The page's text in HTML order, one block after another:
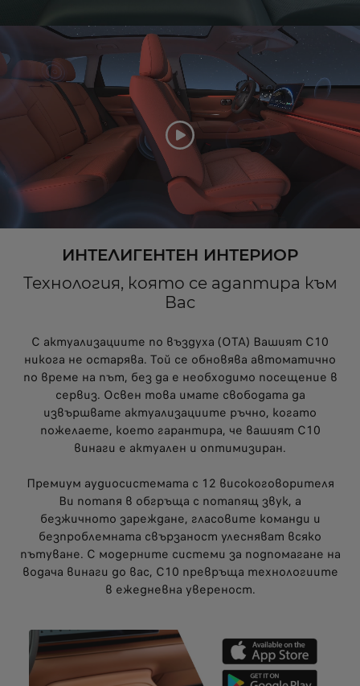
ИНТЕЛИГЕНТЕН ИНТЕРИОР
Технология, която се адаптира към
Вас
С актуализациите по въздуха (OTA) Вашият C10
никога не остарява. Той се обновява автоматично
по време на път, без да е необходимо посещение в
сервиз. Освен това имате свободата да
извършвате актуализациите ръчно, когато
пожелаете, което гарантира, че вашият C10
винаги е актуален и оптимизиран.
Премиум аудиосистемата с 12 високоговорителя
Ви потапя в обгръща с потапящ звук, а
безжичното зареждане, гласовите команди и
безпроблемната свързаност улесняват всяко
пътуване. С модерните системи за подпомагане на
водача винаги до вас, C10 превръща технологиите
в ежедневна увереност.